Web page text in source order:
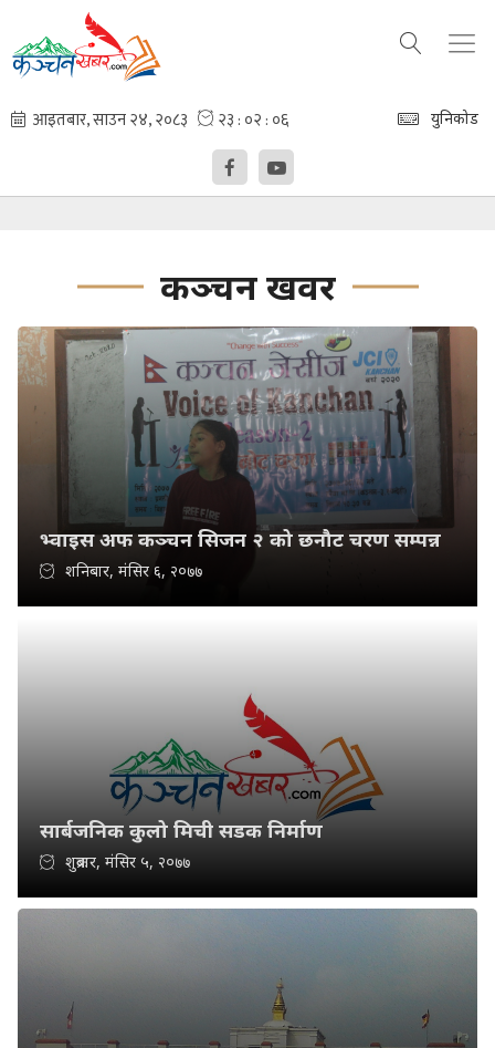
युनिकोड
कञ्चन खवर
भ्वाइस अफ कञ्चन सिजन २ को छनौट चरण सम्पन्न
शनिबार, मंसिर ६, २०७७
सार्बजनिक कुलो मिची सडक निर्माण
शुक्रबार, मंसिर ५, २०७७